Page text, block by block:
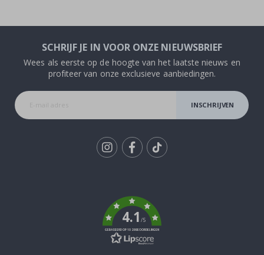
SCHRIJF JE IN VOOR ONZE NIEUWSBRIEF
Wees als eerste op de hoogte van het laatste nieuws en
profiteer van onze exclusieve aanbiedingen.
INSCHRIJVEN
4.1/5
GEBASEERD OP 1029 BEOORDELINGEN